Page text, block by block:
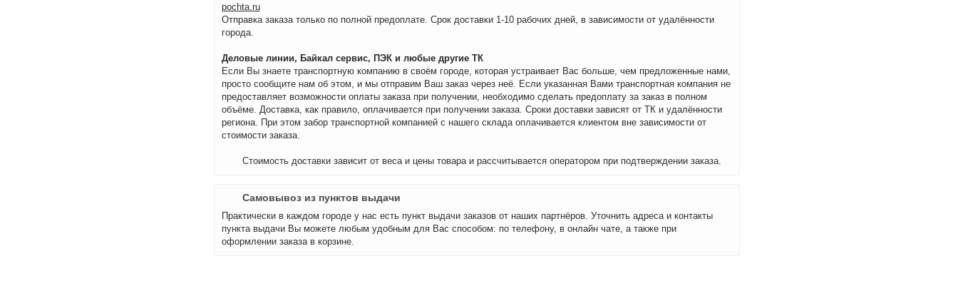
pochta.ru
Отправка заказа только по полной предоплате. Срок доставки 1-10 рабочих дней, в зависимости от удалённости
города.
Деловые линии, Байкал сервис, ПЭК и любые другие ТК
Если Вы знаете транспортную компанию в своём городе, которая устраивает Вас больше, чем предложенные нами,
просто сообщите нам об этом, и мы отправим Ваш заказ через неё. Если указанная Вами транспортная компания не
предоставляет возможности оплаты заказа при получении, необходимо сделать предоплату за заказ в полном
объёме. Доставка, как правило, оплачивается при получении заказа. Сроки доставки зависят от ТК и удалённости
региона. При этом забор транспортной компанией с нашего склада оплачивается клиентом вне зависимости от
стоимости заказа.
Стоимость доставки зависит от веса и цены товара и рассчитывается оператором при подтверждении заказа.
Самовывоз из пунктов выдачи
Практически в каждом городе у нас есть пункт выдачи заказов от наших партнёров. Уточнить адреса и контакты
пункта выдачи Вы можете любым удобным для Вас способом: по телефону, в онлайн чате, а также при
оформлении заказа в корзине.